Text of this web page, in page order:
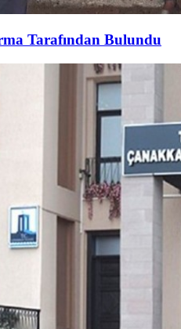
Tarafından Bulundu